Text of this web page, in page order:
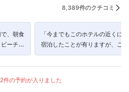
8,389件のクチコミ
で、朝食
ーチも
でし
「今までもこのホテルの近くに
宿泊したことが有りますが、こ
ルは自分にとって最高でした。」
件の予約が入りました